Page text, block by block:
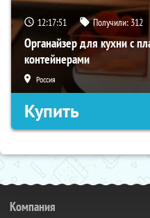
12:17:50 Получили: 312
Органайзер для кухни с
контейнерами
Россия
Купить
Компания